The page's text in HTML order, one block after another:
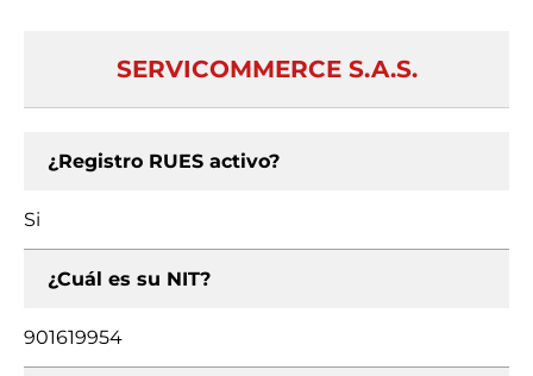
SERVICOMMERCE S.A.S.
¿Registro RUES activo?
Si
¿Cuál es su NIT?
901619954